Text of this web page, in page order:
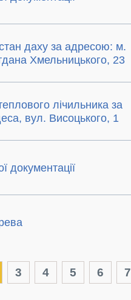
даху за адресою: м.
Хмельницького, 23
лічильника за
вул. Висоцького, 1
документації
3 4 5 6 7